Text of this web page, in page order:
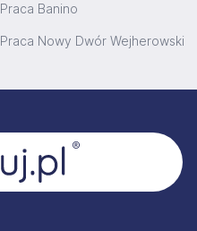
Praca Banino
Praca Nowy Dwór Wejherowski